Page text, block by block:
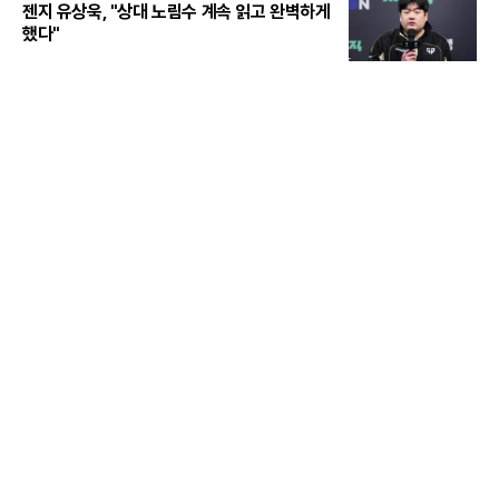
젠지 유상욱, "상대 노림수 계속 읽고 완벽하게
했다"